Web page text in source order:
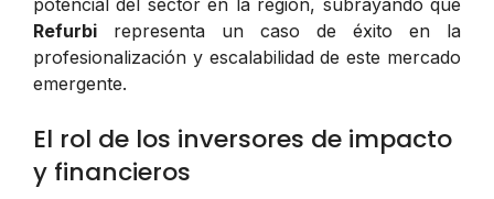
Refurbi representa un caso de éxito en la
profesionalización y escalabilidad de este mercado
emergente.
El rol de los inversores de impacto
y financieros